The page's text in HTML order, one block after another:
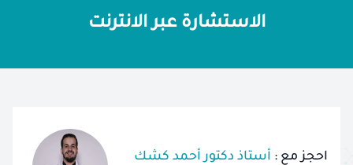
الاستشارة عبر الانترنت
احجز مع : أستاذ دكتور أحمد كشك